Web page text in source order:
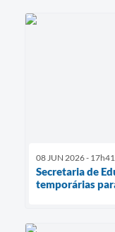
08 JUN 2026 - 17h41
Secretaria de
temporárias